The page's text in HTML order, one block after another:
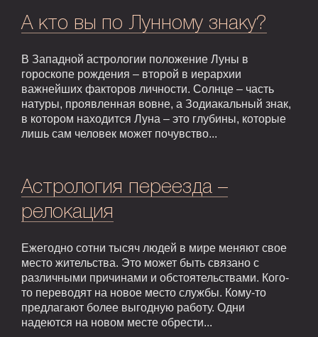
А кто вы по Лунному знаку?
В Западной астрологии положение Луны в
гороскопе рождения – второй в иерархии
важнейших факторов личности. Солнце – часть
натуры, проявленная вовне, а Зодиакальный знак,
в котором находится Луна – это глубины, которые
лишь сам человек может почувство...
Астрология переезда –
релокация
Ежегодно сотни тысяч людей в мире меняют свое
место жительства. Это может быть связано с
различными причинами и обстоятельствами. Кого-
то переводят на новое место службы. Кому-то
предлагают более выгодную работу. Одни
надеются на новом месте обрести...